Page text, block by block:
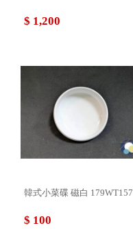
$ 1,200
韓式小菜碟 磁白
$ 100